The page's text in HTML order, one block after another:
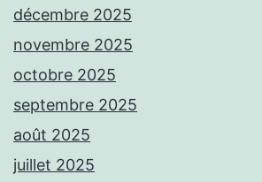
décembre 2025
novembre 2025
octobre 2025
septembre 2025
août 2025
juillet 2025